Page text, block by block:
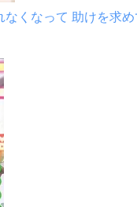
くなって 助けを求め